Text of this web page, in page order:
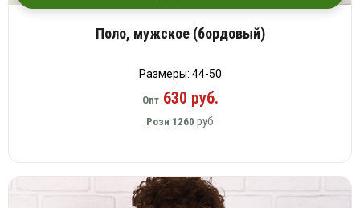
Поло, мужское (бордовый)
Размеры: 44-50
Опт630 руб.
Розн 1260 руб